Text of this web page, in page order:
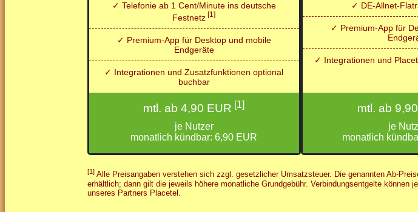
✓ Telefonie ab 1 Cent/Minute ins deutsche
Festnetz [1]
✓ Premium-App für Desktop und mobile
Endgeräte
✓ Integrationen und Zusatzfunktionen optional
buchbar
mtl. ab 4,90 EUR [1]
je Nutzer
monatlich kündbar: 6,90 EUR
✓ DE-Allnet-
✓ Premium-App für
✓ Integrationen und
mtl. ab
je
monatlich
[1] Alle Preisangaben verstehen sich zzgl. gesetzlicher Umsatzsteuer. Die genannten Ab-
erhältlich; dann gilt die jeweils höhere monatliche Grundgebühr. Verbindungsentgelte
unseres Partners Placetel.